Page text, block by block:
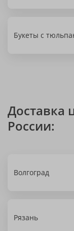
Букеты с
Доставка
России:
Волгоград
Рязань